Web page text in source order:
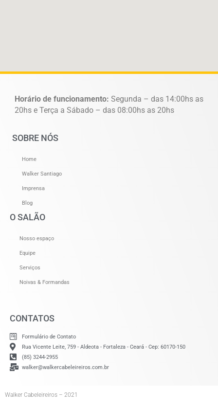
Horário de funcionamento: Segunda – das 14:00hs as
20hs e Terça a Sábado – das 08:00hs as 20hs
SOBRE NÓS
Home
Walker Santiago
Imprensa
Blog
O SALÃO
Nosso espaço
Equipe
Serviços
Noivas & Formandas
CONTATOS
Formulário de Contato
Rua Vicente Leite, 759 - Aldeota - Fortaleza - Ceará - Cep: 60170-150
(85) 3244-2955
walker@walkercabeleireiros.com.br
Walker Cabeleireiros – 2021